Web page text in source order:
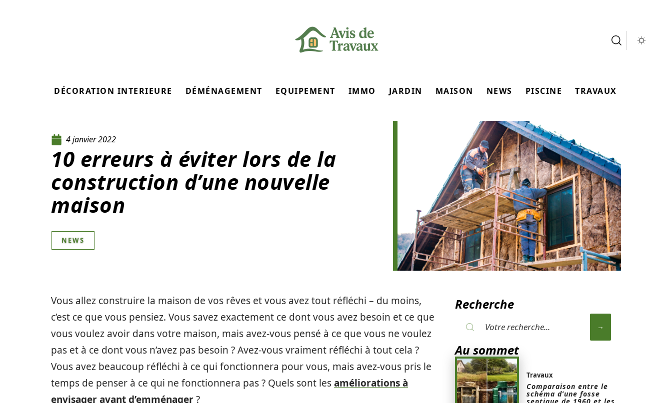
DÉCORATION INTERIEURE DÉMÉNAGEMENT EQUIPEMENT IMMO JARDIN MAISON NEWS PISCINE TRAVAUX
4 janvier 2022
10 erreurs à éviter lors de la
construction d’une nouvelle
maison
NEWS
Vous allez construire la maison de vos rêves et vous avez tout réfléchi – du moins,
c’est ce que vous pensiez. Vous savez exactement ce dont vous avez besoin et ce que
vous voulez avoir dans votre maison, mais avez-vous pensé à ce que vous ne voulez
pas et à ce dont vous n’avez pas besoin ? Avez-vous vraiment réfléchi à tout cela ?
Vous avez beaucoup réfléchi à ce qui fonctionnera pour vous, mais avez-vous pris le
temps de penser à ce qui ne fonctionnera pas ? Quels sont lesaméliorations à
envisager avant d’emménager?
Recherche
Au sommet
Travaux
Comparaison entre le
schéma d’une fosse
septique de 1960 et les